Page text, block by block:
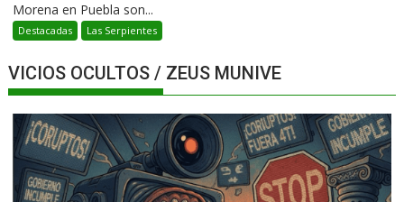
Morena en Puebla son...
Destacadas Las Serpientes
VICIOS OCULTOS / ZEUS MUNIVE